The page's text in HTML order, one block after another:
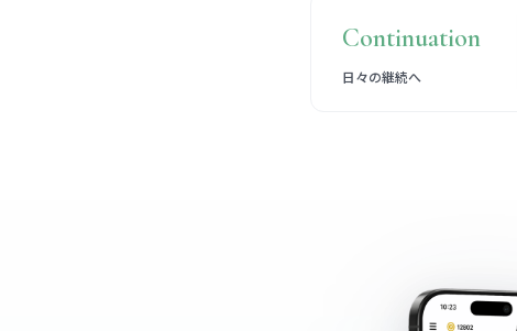
Continuation
日々の継続へ